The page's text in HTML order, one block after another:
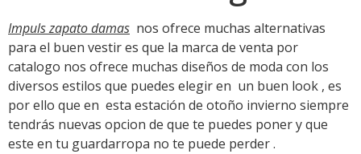
Impuls zapato damas nos ofrece muchas alternativas
para el buen vestir es que la marca de venta por
catalogo nos ofrece muchas diseños de moda con los
diversos estilos que puedes elegir en un buen look , es
por ello que en esta estación de otoño invierno siempre
tendrás nuevas opcion de que te puedes poner y que
este en tu guardarropa no te puede perder .